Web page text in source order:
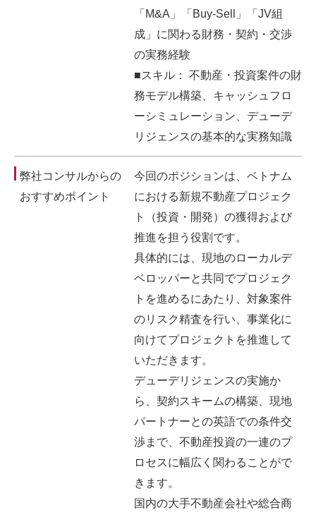
「M&A」「Buy-Sell」「JV組
成」に関わる財務・契約・交渉
の実務経験
■スキル： 不動産・投資案件の財
務モデル構築、キャッシュフロ
ーシミュレーション、デューデ
リジェンスの基本的な実務知識
弊社コンサルからの
おすすめポイント
今回のポジションは、ベトナム
における新規不動産プロジェク
ト（投資・開発）の獲得および
推進を担う役割です。
具体的には、現地のローカルデ
ベロッパーと共同でプロジェク
トを進めるにあたり、対象案件
のリスク精査を行い、事業化に
向けてプロジェクトを推進して
いただきます。
デューデリジェンスの実施か
ら、契約スキームの構築、現地
パートナーとの英語での条件交
渉まで、不動産投資の一連のプ
ロセスに幅広く関わることがで
きます。
国内の大手不動産会社や総合商